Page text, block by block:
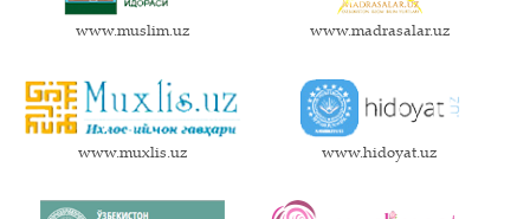
www.muslim.uz www.madrasalar.uz
www.muxlis.uz www.hidoyat.uz